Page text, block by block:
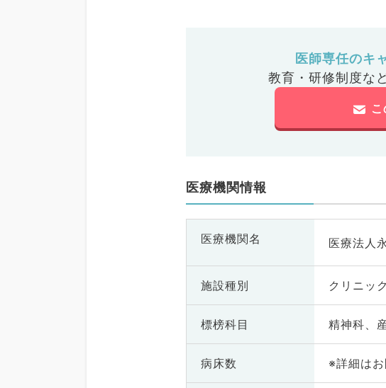
医師専任のキ
教育・研修制度な
医療機関情報
医療機関名 医療法人
施設種別 クリニッ
標榜科目 精神科、
病床数 ※詳細は